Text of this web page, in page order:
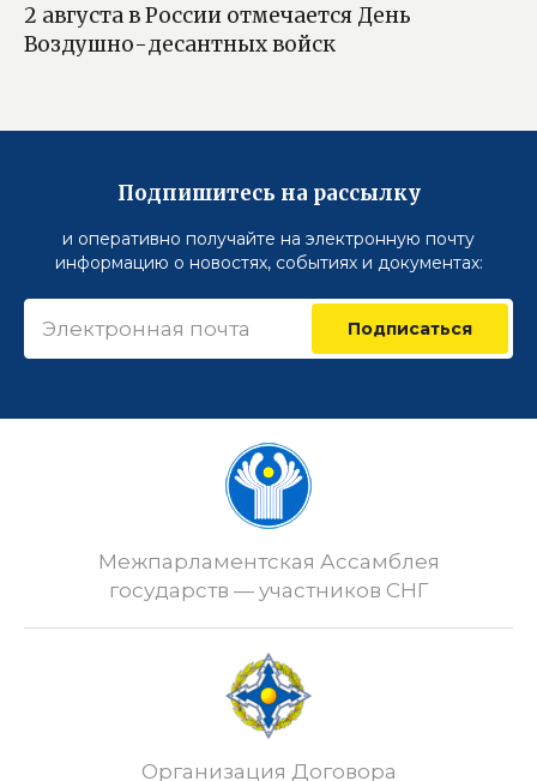
2 августа в России отмечается День
Воздушно-десантных войск
Подпишитесь на рассылку
и оперативно получайте на электронную почту
информацию о новостях, событиях и документах:
Подписаться
Межпарламентская Ассамблея
государств — участников СНГ
Организация Договора